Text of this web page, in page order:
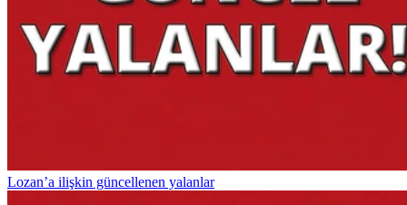
Lozan’a ilişkin güncellenen yalanlar